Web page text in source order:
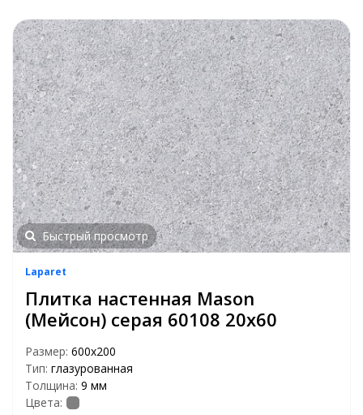
Быстрый просмотр
Laparet
Плитка настенная Mason
(Мейсон) серая 60108 20х60
Размер: 600х200
Тип: глазурованная
Толщина: 9 мм
Цвета: